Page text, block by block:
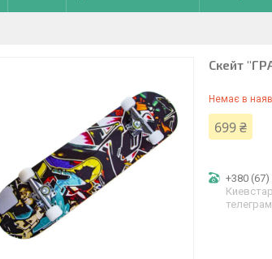
Скейт
Немає в
699 ₴
+380